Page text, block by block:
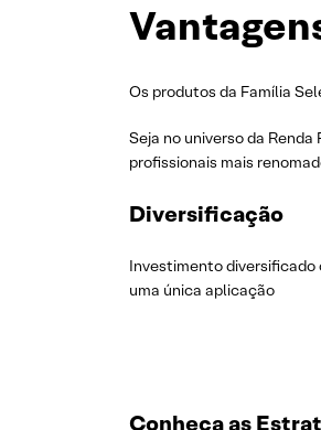
Os produtos da Família
Seja no universo da
profissionais mais
Diversificação
Investimento
uma única aplicação
Conheça as